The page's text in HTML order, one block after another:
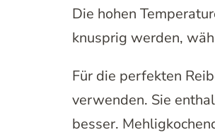
Die hohen
knusprig werden,
Für die perfekten
verwenden. Sie
besser.